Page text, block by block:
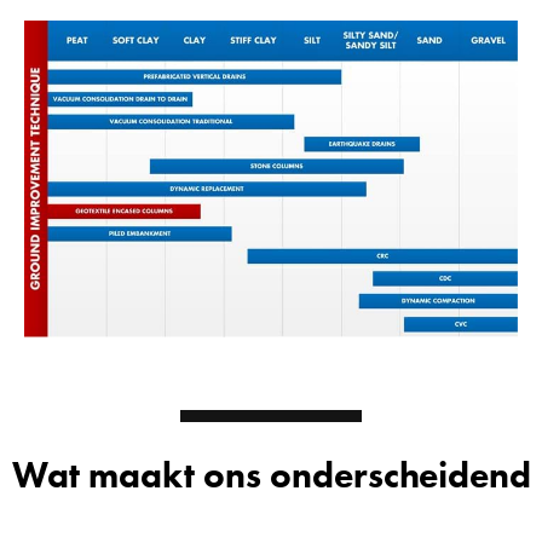
Wat maakt ons onderscheidend